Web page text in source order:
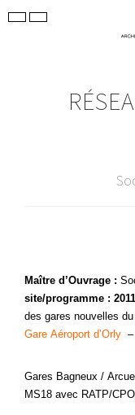
Maître d’Ouvrage :
site/programme :
des gares nouvelles
Gare Aéroport d’Orly
Gares Bagneux /
MS18 avec RATP/